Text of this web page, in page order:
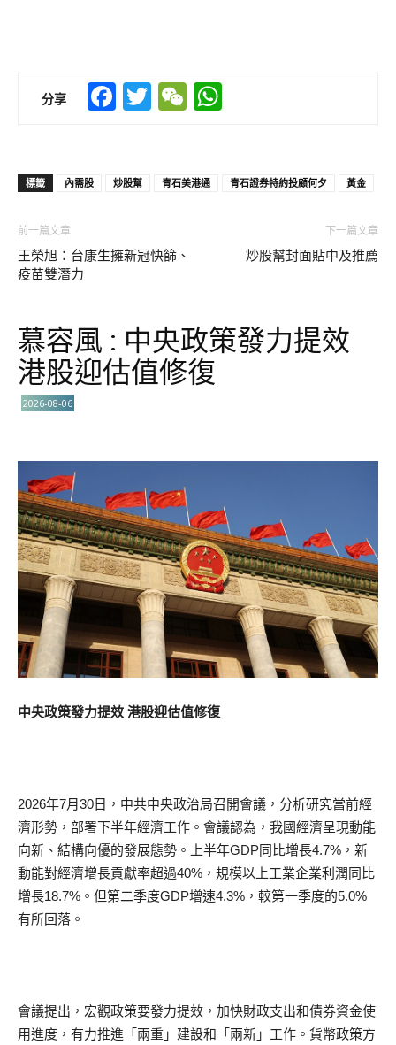
分享 Facebook
TwitterWeChat
標籤 內需股 炒股幫 青石美港通 青石證券特約投顧何夕 黃金
前一篇文章
王榮旭：台康生擁新冠快篩、
疫苗雙潛力
下一篇文章
炒股幫封面貼中及推薦
慕容風 : 中央政策發力提效
港股迎估值修復
2026-08-06
中央政策發力提效 港股迎估值修復
2026年7月30日，中共中央政治局召開會議，分析研究當前經
濟形勢，部署下半年經濟工作。會議認為，我國經濟呈現動能
向新、結構向優的發展態勢。上半年GDP同比增長4.7%，新
動能對經濟增長貢獻率超過40%，規模以上工業企業利潤同比
增長18.7%。但第二季度GDP增速4.3%，較第一季度的5.0%
有所回落。
會議提出，宏觀政策要發力提效，加快財政支出和債券資金使
用進度，有力推進「兩重」建設和「兩新」工作。貨幣政策方